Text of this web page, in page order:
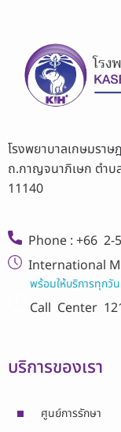
โรงพยาบาลเกษมรา
ถ.กาญจนาภิเษก ตำ
11140
Phone : +66 2-
International
พร้อมให้บริการทุกวั
Call Center
บริการของเรา
ศูนย์การรักษา